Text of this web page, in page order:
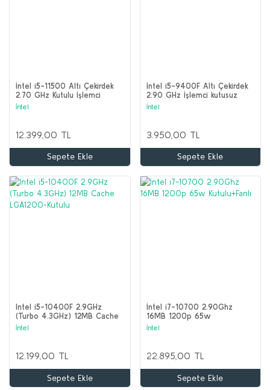
İntel i5-11500 Altı Çekirdek
2.70 GHz Kutulu İşlemci
İntel
12.399,00 TL
Sepete Ekle
İntel i5-9400F Altı Çekirdek
2.90 GHz İşlemci kutusuz
TRAY
İntel
3.950,00 TL
Sepete Ekle
Intel i5-10400F 2.9GHz
(Turbo 4.3GHz) 12MB Cache
LGA1200-Kutulu
İntel
12.199,00 TL
Sepete Ekle
İntel i7-10700 2.90Ghz
16MB 1200p 65w
Kutulu+Fanlı
İntel
22.895,00 TL
Sepete Ekle